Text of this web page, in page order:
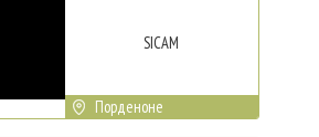
SICAM
Порденоне